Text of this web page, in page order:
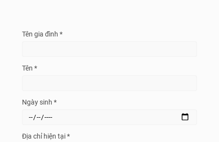
Tên gia đình *
Tên *
Ngày sinh *
Địa chỉ hiện tại *